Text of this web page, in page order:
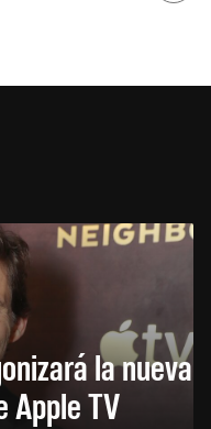
la nueva
Apple TV